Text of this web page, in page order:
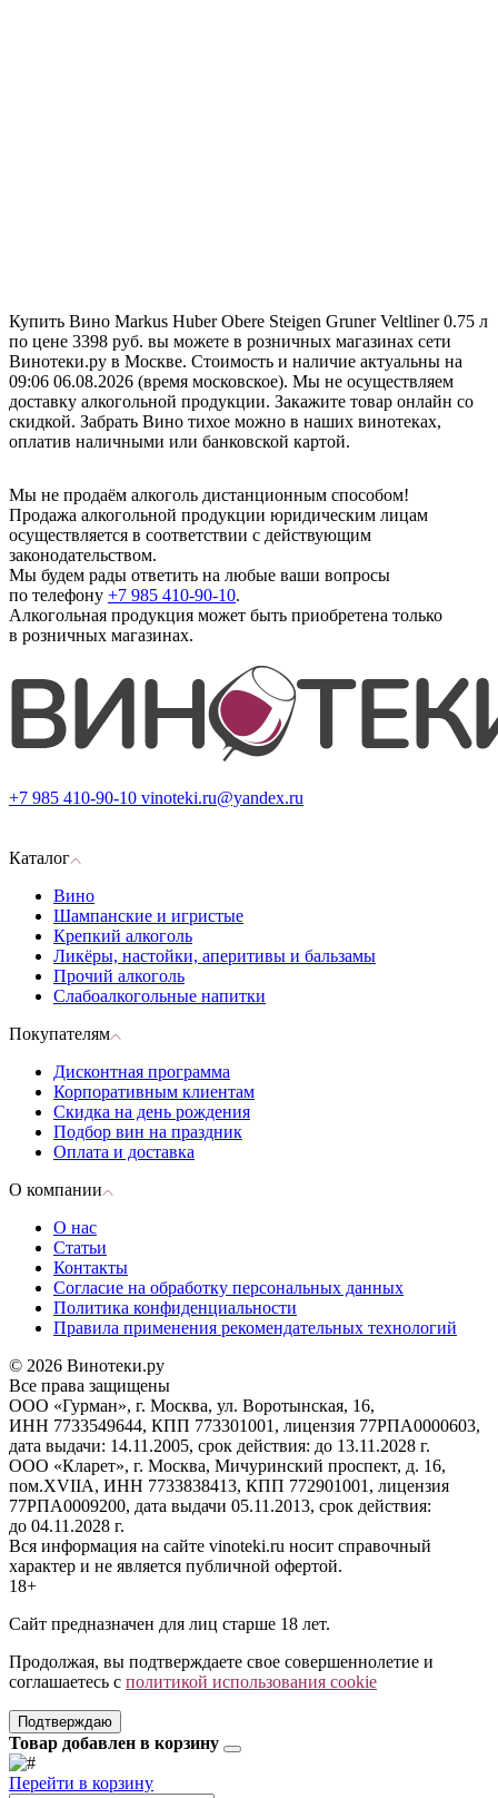
Купить Вино Markus Huber Obere Steigen Gruner Veltliner 0.75 л
по цене 3398 руб. вы можете в розничных магазинах сети
Винотеки.ру в Москве. Стоимость и наличие актуальны на
09:06 06.08.2026 (время московское). Мы не осуществляем
доставку алкогольной продукции. Закажите товар онлайн со
скидкой. Забрать Вино тихое можно в наших винотеках,
оплатив наличными или банковской картой.
Мы не продаём алкоголь дистанционным способом!
Продажа алкогольной продукции юридическим лицам
осуществляется в соответствии с действующим
законодательством.
Мы будем рады ответить на любые ваши вопросы
по телефону +7 985 410-90-10.
Алкогольная продукция может быть приобретена только
в розничных магазинах.
+7 985 410-90-10 vinoteki.ru@yandex.ru
Каталог
Вино
Шампанские и игристые
Крепкий алкоголь
Ликёры, настойки, аперитивы и бальзамы
Прочий алкоголь
Слабоалкогольные напитки
Покупателям
Дисконтная программа
Корпоративным клиентам
Скидка на день рождения
Подбор вин на праздник
Оплата и доставка
О компании
О нас
Статьи
Контакты
Согласие на обработку персональных данных
Политика конфиденциальности
Правила применения рекомендательных технологий
© 2026 Винотеки.ру
Все права защищены
ООО «Гурман», г. Москва, ул. Воротынская, 16,
ИНН 7733549644, КПП 773301001, лицензия 77РПА0000603,
дата выдачи: 14.11.2005, срок действия: до 13.11.2028 г.
ООО «Кларет», г. Москва, Мичуринский проспект, д. 16,
пом.XVIIA, ИНН 7733838413, КПП 772901001, лицензия
77РПА0009200, дата выдачи 05.11.2013, срок действия:
до 04.11.2028 г.
Вся информация на сайте vinoteki.ru носит справочный
характер и не является публичной офертой.
18+
Сайт предназначен для лиц старше 18 лет.
Продолжая, вы подтверждаете свое совершеннолетие и
соглашаетесь с политикой использования cookie
Подтверждаю
Товар добавлен в корзину
Перейти в корзину